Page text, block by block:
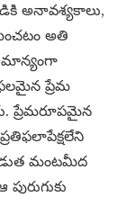
అనావశ్యకాలు,
అతి
సామాన్యంగా
ప్రేమ
ప్రేమరూపమైన
మంటమీద